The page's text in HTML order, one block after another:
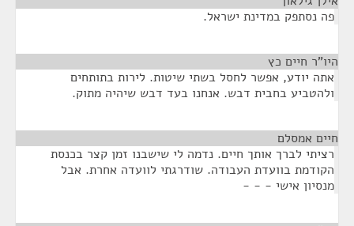
פה נסתפק במדינת ישראל.
היו"ר חיים כץ
אתה יודע, אפשר לחסל בשתי שיטות. לירות בתותחים
ולהטביע בחבית דבש. אנחנו בעד דבש שיהיה מתוק.
חיים אמסלם
רציתי לברך אותך חיים. נדמה לי שישבנו זמן קצר בכנסת
הקודמת בוועדת העבודה. שודרגתי לוועדה אחרת. אבל
מנסיון אישי - - -